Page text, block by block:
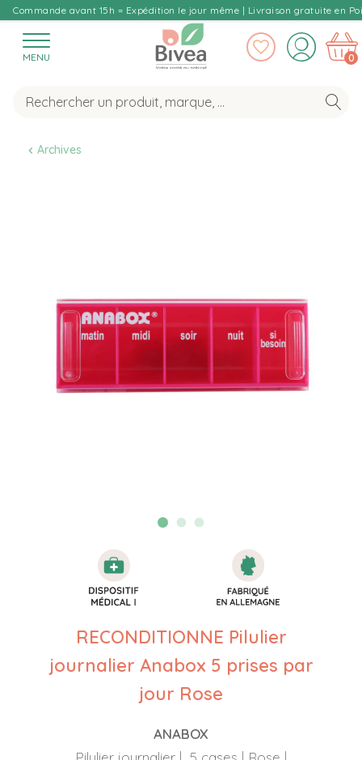
Commande avant 15h = Expédition le jour même | Livraison gratuite en
MENU 0
Archives
RECONDITIONNE Pilulier
journalier Anabox 5 prises par
jour Rose
ANABOX